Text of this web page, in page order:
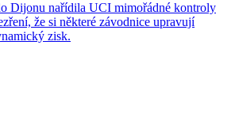
Dijonu nařídila UCI mimořádné kontroly
že si některé závodnice upravují
zisk.